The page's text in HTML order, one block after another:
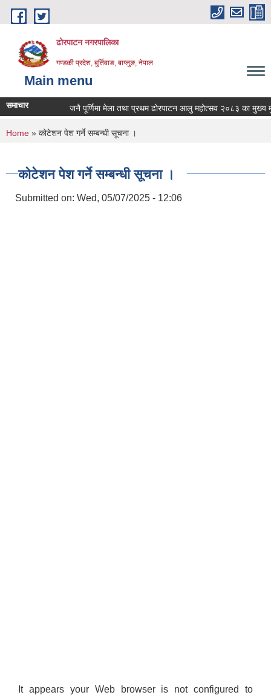
Skip to main content
ढोरपाटन नगरपालिका
गण्डकी प्रदेश, बुर्तिवाङ, बाग्लुङ, नेपाल
Main menu
समाचार जनै पूर्णिमा मेला तथा प्रथम ढोरपाटन आलु महोत्सव २०८३ का मुख्य
You are here
Home » कोटेशन पेश गर्ने सम्बन्धी सूचना ।
कोटेशन पेश गर्ने सम्बन्धी सूचना ।
Submitted on: Wed, 05/07/2025 - 12:06
It appears your Web browser is not configured to